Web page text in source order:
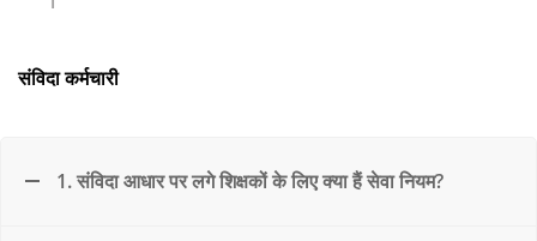
संविदा कर्मचारी
1. संविदा आधार पर लगे शिक्षकों के लिए क्या हैं सेवा नियम?